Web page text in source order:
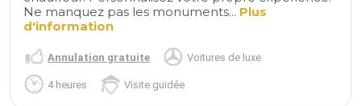
Ne manquez pas les monuments... Plus
d'information
Annulation gratuite Voitures de luxe
4 heures Visite guidée